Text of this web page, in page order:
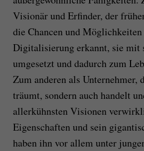
Visionär und Erfinder, der
die Chancen und
Digitalisierung erkannt, sie mit
umgesetzt und dadurch zum
Zum anderen als Unternehmer,
träumt, sondern auch handelt
allerkühnsten Visionen
Eigenschaften und sein
haben ihn vor allem unter